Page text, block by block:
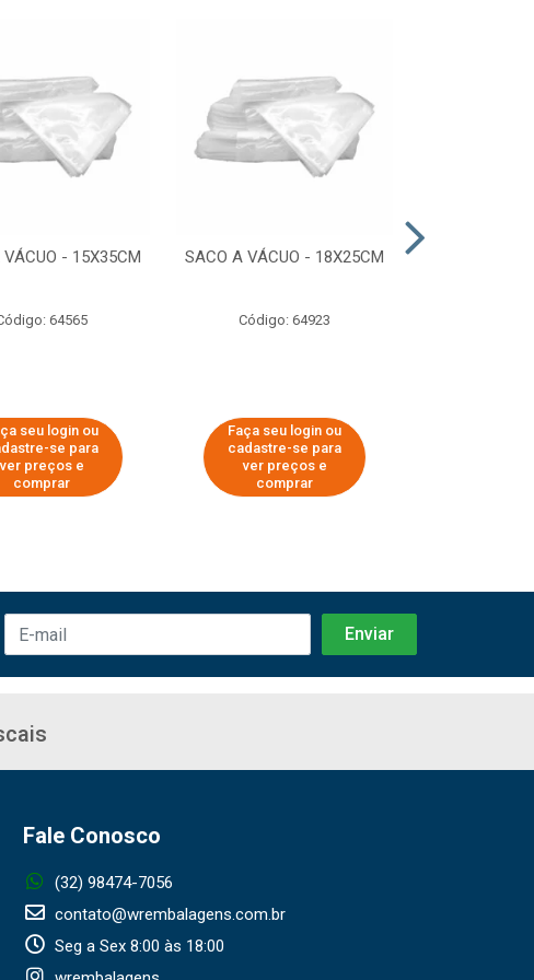
- 15X35CM
64565
seu login ou
se para
ver preços e
comprar
SACO A VÁCUO - 18X25CM
Código: 64923
Faça seu login ou
cadastre-se para
ver preços e
comprar
Fale Conosco
(32) 98474-7056
contato@wrembalagens.com.br
Seg a Sex 8:00 às 18:00